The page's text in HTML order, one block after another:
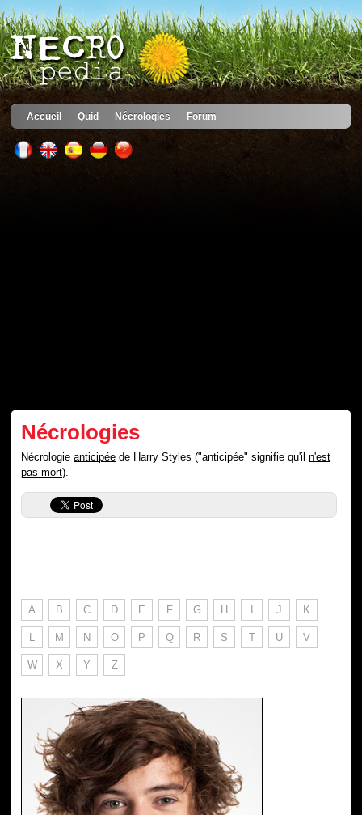
Accueil Quid Nécrologies Forum
Nécrologies
Nécrologieanticipée de Harry Styles ("anticipée" signifie qu'iln'est
pas mort).
A B C D E F G H I J K
L M N O P Q R S T U V
W X Y Z